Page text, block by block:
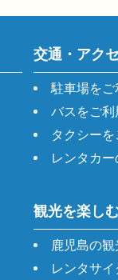
交通・アク
駐車場をご
バスをご利
タクシー
レンタカ
観光を楽し
鹿児島の観
レンタサイ